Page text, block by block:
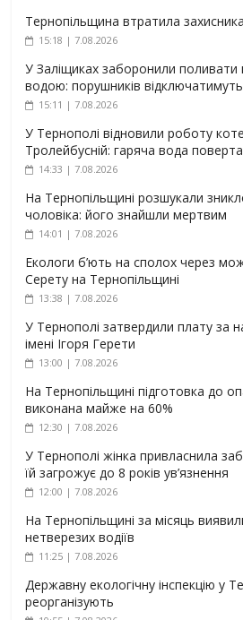
Тернопільщина втратила
15:18 | 7.08.2026
У Заліщиках заборонили
водою: порушників
15:11 | 7.08.2026
У Тернополі відновили роботу
Тролейбусній: гаряча вода
14:33 | 7.08.2026
На Тернопільщині розшукали
чоловіка: його знайшли мертвим
14:01 | 7.08.2026
Екологи б’ють на сполох через
Серету на Тернопільщині
13:38 | 7.08.2026
У Тернополі затвердили плату за
імені Ігоря Герети
13:00 | 7.08.2026
На Тернопільщині підготовка до
виконана майже на 60%
12:30 | 7.08.2026
У Тернополі жінка привласнила
їй загрожує до 8 років ув’язнення
12:00 | 7.08.2026
На Тернопільщині за місяць
нетверезих водіїв
11:25 | 7.08.2026
Державну екологічну інспекцію у
реорганізують